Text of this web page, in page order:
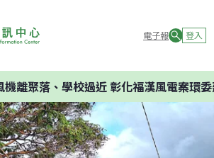
電子報 登入
、學校過近 彰化福漢風電案環委建議不應